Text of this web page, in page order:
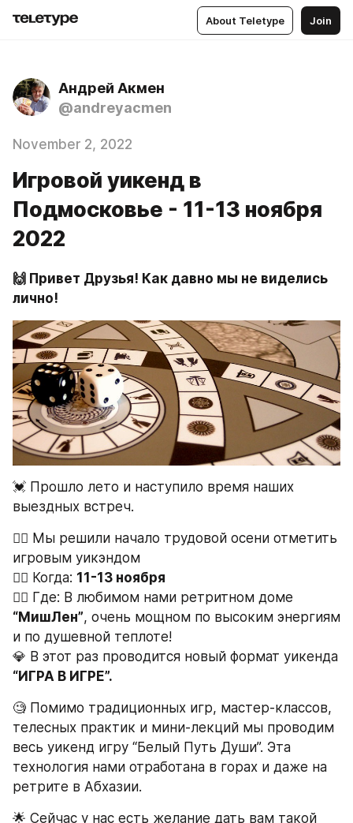
About Teletype Join
Андрей Акмен
@andreyacmen
November 2, 2022
Игровой уикенд в
Подмосковье - 11-13 ноября
2022
🙌 Привет Друзья! Как давно мы не виделись
лично!
💓 Прошло лето и наступило время наших
выездных встреч.
👉🏻 Мы решили начало трудовой осени отметить
игровым уикэндом
👉🏻 Когда: 11-13 ноября
“МишЛен”, очень мощном по высоким энергиям
и по душевной теплоте!
“ИГРА В ИГРЕ”.
🧐 Помимо традиционных игр, мастер-классов,
телесных практик и мини-лекций мы проводим
весь уикенд игру “Белый Путь Души”. Эта
технология нами отработана в горах и даже на
ретрите в Абхазии.
🌟 Сейчас у нас есть желание дать вам такой